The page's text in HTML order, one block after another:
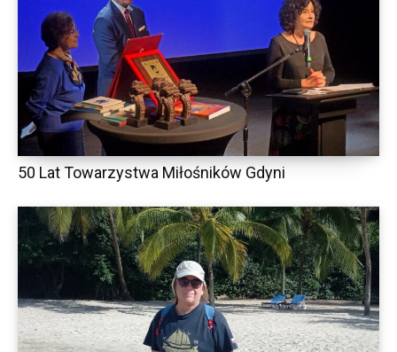
50 Lat Towarzystwa Miłośników Gdyni